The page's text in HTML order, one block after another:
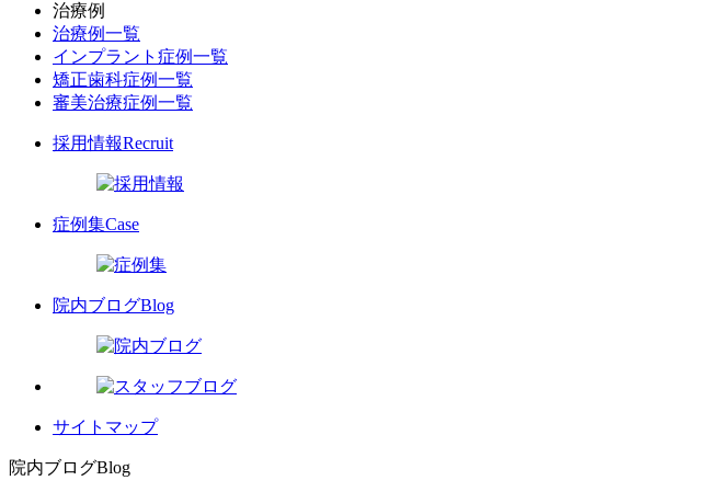
治療例
治療例一覧
インプラント症例一覧
矯正歯科症例一覧
審美治療症例一覧
採用情報Recruit
症例集Case
院内ブログBlog
サイトマップ
院内ブログBlog